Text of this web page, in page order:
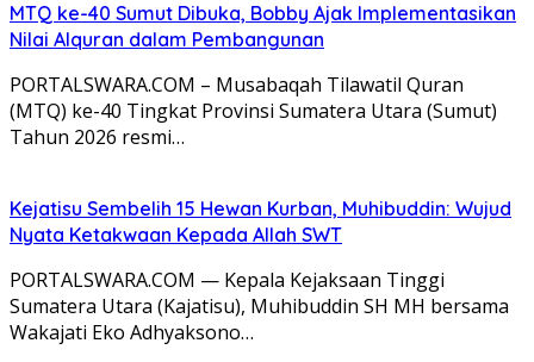
MTQ ke-40 Sumut Dibuka, Bobby Ajak Implementasikan
Nilai Alquran dalam Pembangunan
PORTALSWARA.COM – Musabaqah Tilawatil Quran
(MTQ) ke-40 Tingkat Provinsi Sumatera Utara (Sumut)
Tahun 2026 resmi…
Kejatisu Sembelih 15 Hewan Kurban, Muhibuddin: Wujud
Nyata Ketakwaan Kepada Allah SWT
PORTALSWARA.COM — Kepala Kejaksaan Tinggi
Sumatera Utara (Kajatisu), Muhibuddin SH MH bersama
Wakajati Eko Adhyaksono…